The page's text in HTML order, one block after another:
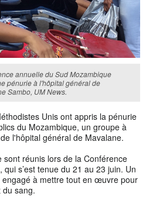
annuelle du Sud Mozambique
pénurie à l'hôpital général de
Sambo, UM News.
Unis ont appris la pénurie
du Mozambique, un groupe à
l'hôpital général de Mavalane.
réunis lors de la Conférence
s’est tenue du 21 au 23 juin. Un
engagé à mettre tout en œuvre pour
sang.